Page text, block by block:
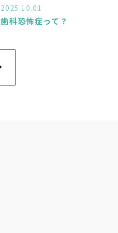
2025.10.01
歯科恐怖症って？